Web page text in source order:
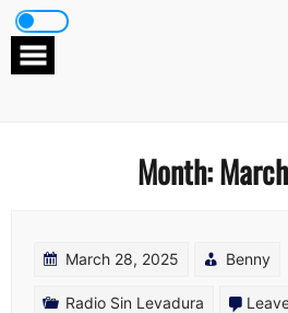
Month:
March 28, 2025 Benny
Radio Sin Levadura